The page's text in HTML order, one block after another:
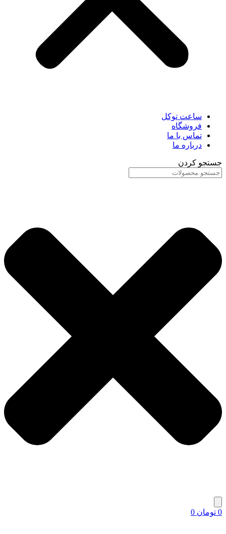
ساعت توکل
فروشگاه
تماس با ما
درباره ما
جستجو کردن
0 تومان 0